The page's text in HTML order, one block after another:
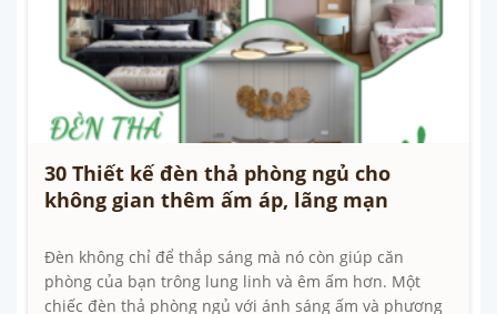
30 Thiết kế đèn thả phòng ngủ cho
không gian thêm ấm áp, lãng mạn
Đèn không chỉ để thắp sáng mà nó còn giúp căn
phòng của bạn trông lung linh và êm ấm hơn. Một
chiếc đèn thả phòng ngủ với ánh sáng ấm và phương